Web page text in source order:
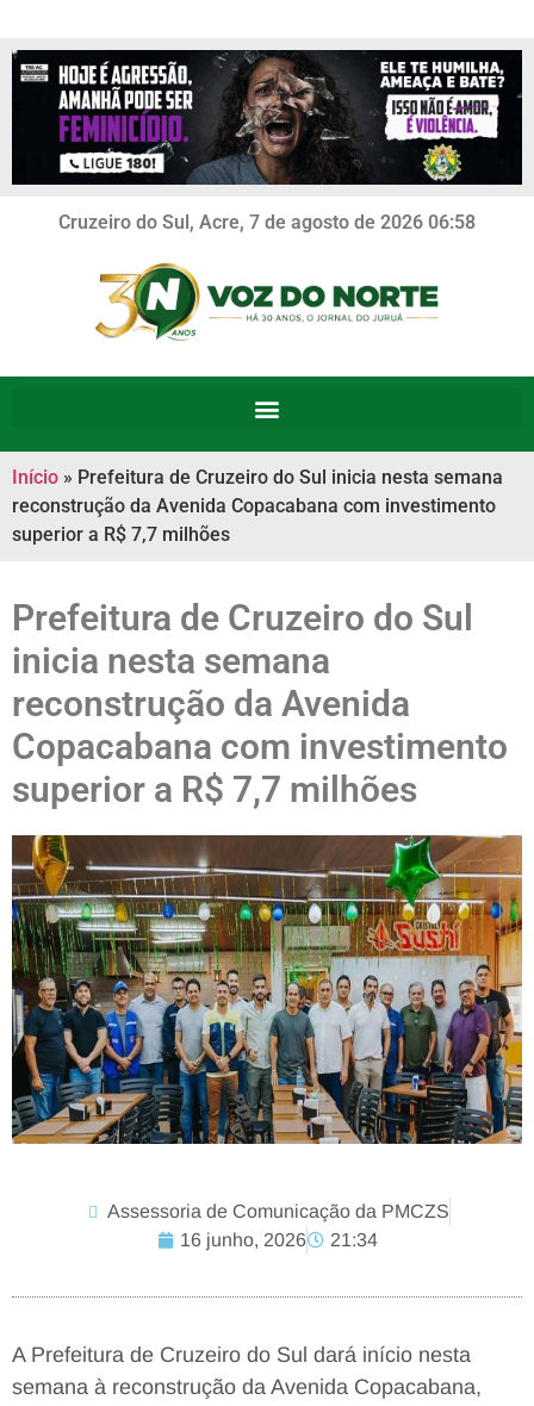
Cruzeiro do Sul, Acre, 7 de agosto de 2026 06:58
Início » Prefeitura de Cruzeiro do Sul inicia nesta semana
reconstrução da Avenida Copacabana com investimento
superior a R$ 7,7 milhões
Prefeitura de Cruzeiro do Sul
inicia nesta semana
reconstrução da Avenida
Copacabana com investimento
superior a R$ 7,7 milhões
Assessoria de Comunicação da PMCZS
16 junho, 2026
21:34
A Prefeitura de Cruzeiro do Sul dará início nesta
semana à reconstrução da Avenida Copacabana,